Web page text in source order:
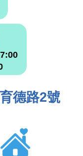
德路2號